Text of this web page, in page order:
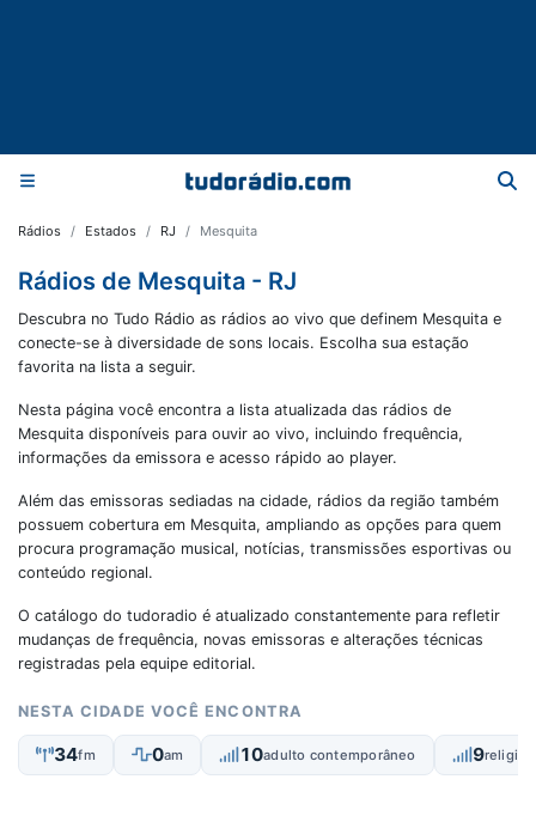
Rádios Estados RJ Mesquita
Rádios de Mesquita - RJ
Descubra no Tudo Rádio as rádios ao vivo que definem Mesquita e
conecte-se à diversidade de sons locais. Escolha sua estação
favorita na lista a seguir.
Nesta página você encontra a lista atualizada das rádios de
Mesquita disponíveis para ouvir ao vivo, incluindo frequência,
informações da emissora e acesso rápido ao player.
Além das emissoras sediadas na cidade, rádios da região também
possuem cobertura em Mesquita, ampliando as opções para quem
procura programação musical, notícias, transmissões esportivas ou
conteúdo regional.
O catálogo do tudoradio é atualizado constantemente para refletir
mudanças de frequência, novas emissoras e alterações técnicas
registradas pela equipe editorial.
NESTA CIDADE VOCÊ ENCONTRA
34fm 0am 10adulto contemporâneo 9